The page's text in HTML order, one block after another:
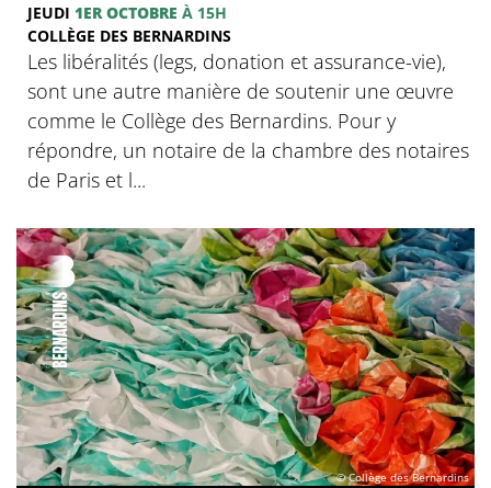
JEUDI 1ER OCTOBRE À 15H
COLLÈGE DES BERNARDINS
Les libéralités (legs, donation et assurance-vie),
sont une autre manière de soutenir une œuvre
comme le Collège des Bernardins. Pour y
répondre, un notaire de la chambre des notaires
de Paris et l...
© Collège des Bernardins